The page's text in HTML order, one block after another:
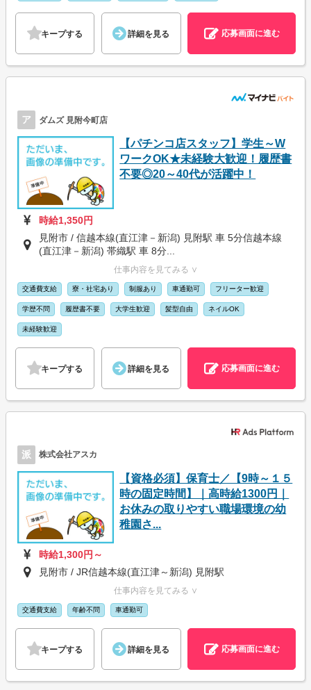
キープする 詳細を見る 応募画面に進む
ア ダムズ 見附今町店
【パチンコ店スタッフ】学生～W
ワークOK★未経験大歓迎！履歴書
不要◎20～40代が活躍中！
時給1,350円
見附市 / 信越本線(直江津－新潟) 見附駅 車 5分信越本線
(直江津－新潟) 帯織駅 車 8分...
仕事内容を見てみる ∨
交通費支給 寮・社宅あり 制服あり 車通勤可 フリーター歓迎
学歴不問 履歴書不要 大学生歓迎 髪型自由 ネイルOK
未経験歓迎
キープする 詳細を見る 応募画面に進む
派 株式会社アスカ
【資格必須】保育士／【9時～１５
時の固定時間】｜高時給1300円｜
お休みの取りやすい職場環境の幼
稚園さ...
時給1,300円～
見附市 / JR信越本線(直江津～新潟) 見附駅
仕事内容を見てみる ∨
交通費支給 年齢不問 車通勤可
キープする 詳細を見る 応募画面に進む